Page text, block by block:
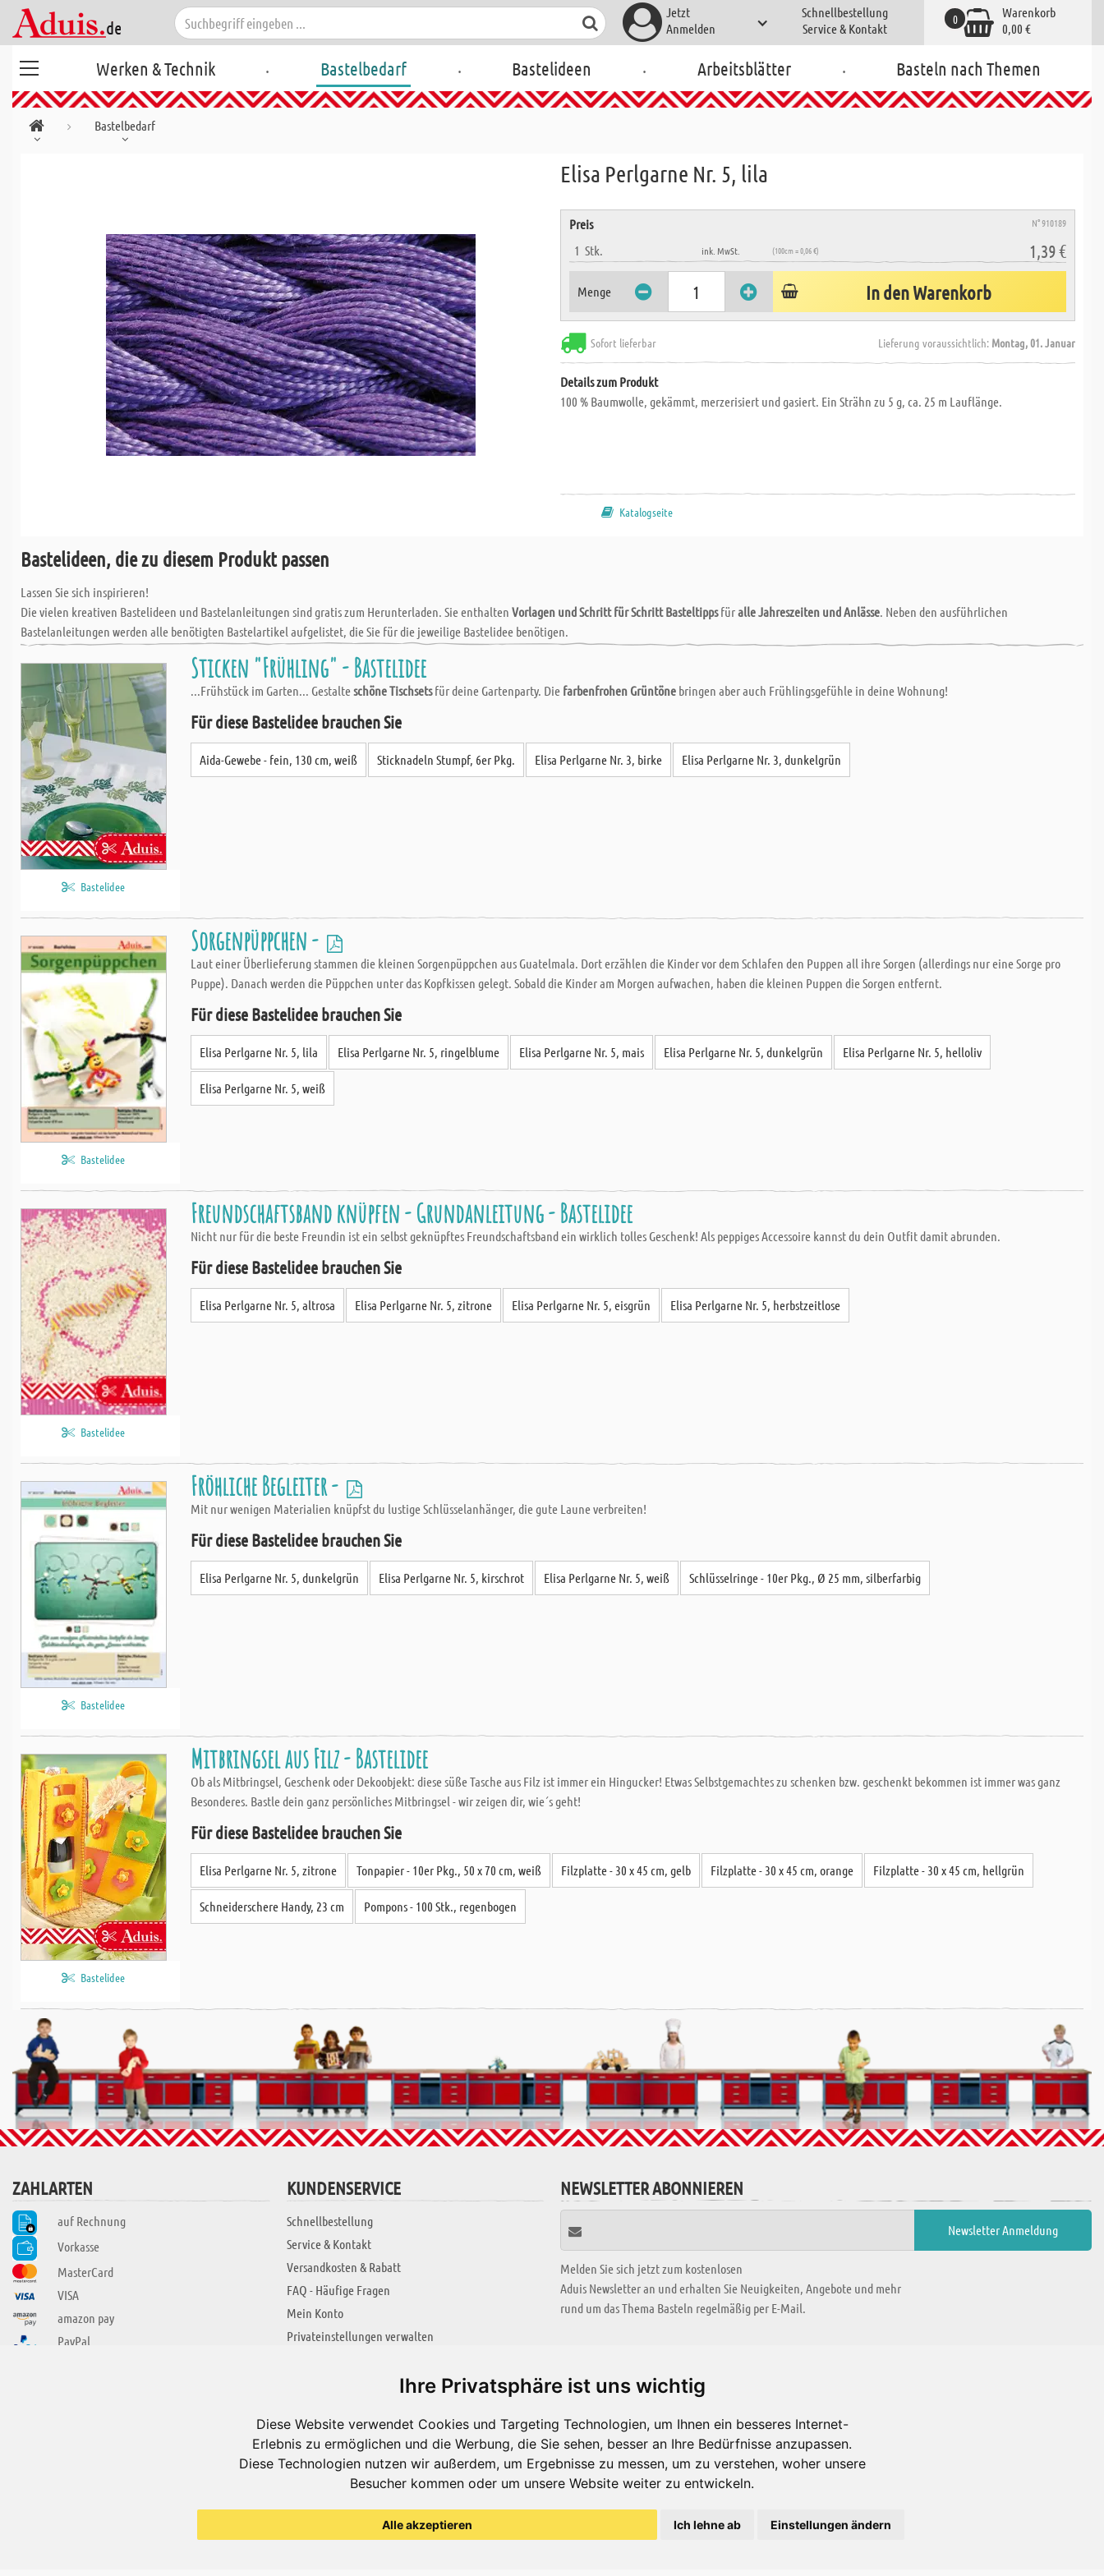
Ihre Privatsphäre ist uns wichtig
Diese Website verwendet Cookies und Targeting Technologien, um Ihnen ein besseres Internet-
Erlebnis zu ermöglichen und die Werbung, die Sie sehen, besser an Ihre Bedürfnisse anzupassen.
Diese Technologien nutzen wir außerdem, um Ergebnisse zu messen, um zu verstehen, woher unsere
Besucher kommen oder um unsere Website weiter zu entwickeln.
Alle akzeptieren Ich lehne ab Einstellungen ändern
Jetzt
Anmelden
Schnellbestellung
Service & Kontakt
Warenkorb
0,00 €
0
Werken & Technik . Bastelbedarf . Bastelideen . Arbeitsblätter . Basteln nach Themen
Bastelbedarf
Elisa Perlgarne Nr. 5, lila
Preis N° 910189
1 Stk. ink. MwSt. (100cm = 0,06 €) 1,39 €
Menge In den Warenkorb
Sofort lieferbar Lieferung voraussichtlich: Montag, 01. Januar
Details zum Produkt
100 % Baumwolle, gekämmt, merzerisiert und gasiert. Ein Strähn zu 5 g, ca. 25 m Lauflänge.
Katalogseite
Bastelideen, die zu diesem Produkt passen
Lassen Sie sich inspirieren!
Die vielen kreativen Bastelideen und Bastelanleitungen sind gratis zum Herunterladen. Sie enthalten Vorlagen und Schritt für Schritt Basteltippsfüralle Jahreszeiten und Anlässe. Neben den ausführlichen
Bastelanleitungen werden alle benötigten Bastelartikel aufgelistet, die Sie für die jeweilige Bastelidee benötigen.
Bastelidee
Sticken "Frühling" - Bastelidee
...Frühstück im Garten... Gestalteschöne Tischsetsfür deine Gartenparty. Die farbenfrohen Grüntöne bringen aber auch Frühlingsgefühle in deine Wohnung!
Für diese Bastelidee brauchen Sie
Aida-Gewebe - fein, 130 cm, weiß Sticknadeln Stumpf, 6er Pkg. Elisa Perlgarne Nr. 3, birke Elisa Perlgarne Nr. 3, dunkelgrün
Bastelidee
Sorgenpüppchen -
Laut einer Überlieferung stammen die kleinen Sorgenpüppchen aus Guatelmala. Dort erzählen die Kinder vor dem Schlafen den Puppen all ihre Sorgen (allerdings nur eine Sorge pro
Puppe). Danach werden die Püppchen unter das Kopfkissen gelegt. Sobald die Kinder am Morgen aufwachen, haben die kleinen Puppen die Sorgen entfernt.
Für diese Bastelidee brauchen Sie
Elisa Perlgarne Nr. 5, lila Elisa Perlgarne Nr. 5, ringelblume Elisa Perlgarne Nr. 5, mais Elisa Perlgarne Nr. 5, dunkelgrün Elisa Perlgarne Nr. 5, helloliv
Elisa Perlgarne Nr. 5, weiß
Bastelidee
Freundschaftsband knüpfen - Grundanleitung - Bastelidee
Nicht nur für die beste Freundin ist ein selbst geknüpftes Freundschaftsband ein wirklich tolles Geschenk! Als peppiges Accessoire kannst du dein Outfit damit abrunden.
Für diese Bastelidee brauchen Sie
Elisa Perlgarne Nr. 5, altrosa Elisa Perlgarne Nr. 5, zitrone Elisa Perlgarne Nr. 5, eisgrün Elisa Perlgarne Nr. 5, herbstzeitlose
Bastelidee
Fröhliche Begleiter -
Mit nur wenigen Materialien knüpfst du lustige Schlüsselanhänger, die gute Laune verbreiten!
Für diese Bastelidee brauchen Sie
Elisa Perlgarne Nr. 5, dunkelgrün Elisa Perlgarne Nr. 5, kirschrot Elisa Perlgarne Nr. 5, weiß Schlüsselringe - 10er Pkg., Ø 25 mm, silberfarbig
Bastelidee
Mitbringsel aus Filz - Bastelidee
Ob als Mitbringsel, Geschenk oder Dekoobjekt: diese süße Tasche aus Filz ist immer ein Hingucker! Etwas Selbstgemachtes zu schenken bzw. geschenkt bekommen ist immer was ganz
Besonderes. Bastle dein ganz persönliches Mitbringsel - wir zeigen dir, wie´s geht!
Für diese Bastelidee brauchen Sie
Elisa Perlgarne Nr. 5, zitrone Tonpapier - 10er Pkg., 50 x 70 cm, weiß Filzplatte - 30 x 45 cm, gelb Filzplatte - 30 x 45 cm, orange Filzplatte - 30 x 45 cm, hellgrün
Schneiderschere Handy, 23 cm Pompons - 100 Stk., regenbogen
ZAHLARTEN
auf Rechnung
Vorkasse
MasterCard
VISA
amazon pay
PayPal
KUNDENSERVICE
Schnellbestellung
Service & Kontakt
Versandkosten & Rabatt
FAQ - Häufige Fragen
Mein Konto
Privateinstellungen verwalten
NEWSLETTER ABONNIEREN
Melden Sie sich jetzt zum kostenlosen
Aduis Newsletter an und erhalten Sie Neuigkeiten, Angebote und mehr
rund um das Thema Basteln regelmäßig per E-Mail.
Jobs
Impressum
Datenschutzerklärung
KREATIV ZONE
Alle Videos
Bastelideen
Arbeitsblätter
Es gibt uns auch in